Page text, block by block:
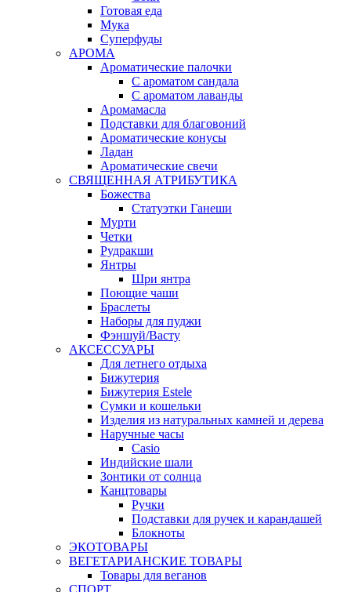
Готовая еда
Мука
Суперфуды
АРОМА
Ароматические палочки
С ароматом сандала
С ароматом лаванды
Аромамасла
Подставки для благовоний
Ароматические конусы
Ладан
Ароматические свечи
СВЯЩЕННАЯ АТРИБУТИКА
Божества
Статуэтки Ганеши
Мурти
Четки
Рудракши
Янтры
Шри янтра
Поющие чаши
Браслеты
Наборы для пуджи
Фэншуй/Васту
АКСЕССУАРЫ
Для летнего отдыха
Бижутерия
Бижутерия Estele
Сумки и кошельки
Изделия из натуральных камней и дерева
Наручные часы
Casio
Индийские шали
Зонтики от солнца
Канцтовары
Ручки
Подставки для ручек и карандашей
Блокноты
ЭКОТОВАРЫ
ВЕГЕТАРИАНСКИЕ ТОВАРЫ
Товары для веганов
СПОРТ